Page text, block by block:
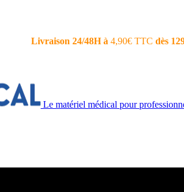
Livraison 24/48H à 4,90€ TTC dès
Le matériel médical pour